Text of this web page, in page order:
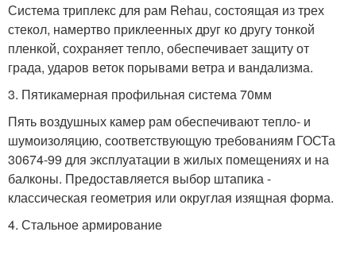
Система триплекс для рам Rehau, состоящая из трех
стекол, намертво приклеенных друг ко другу тонкой
пленкой, сохраняет тепло, обеспечивает защиту от
града, ударов веток порывами ветра и вандализма.
3. Пятикамерная профильная система 70мм
Пять воздушных камер рам обеспечивают тепло- и
шумоизоляцию, соответствующую требованиям ГОСТа
30674-99 для эксплуатации в жилых помещениях и на
балконы. Предоставляется выбор штапика -
классическая геометрия или округлая изящная форма.
4. Стальное армирование